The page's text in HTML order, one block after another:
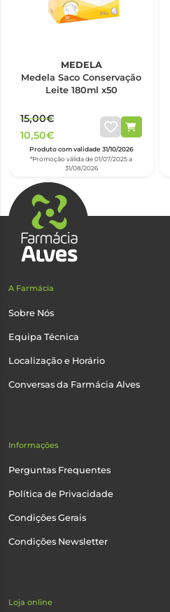
*Promoção válida de 01/07/2025 a
31/08/2026
MEDELA
Medela Saco Conservação
Leite 180ml x50
15,00€
10,50€
Produto com validade 31/10/2026
A Farmácia
Sobre Nós
Equipa Técnica
Localização e Horário
Conversas da Farmácia Alves
Informações
Perguntas Frequentes
Política de Privacidade
Condições Gerais
Condições Newsletter
Loja online